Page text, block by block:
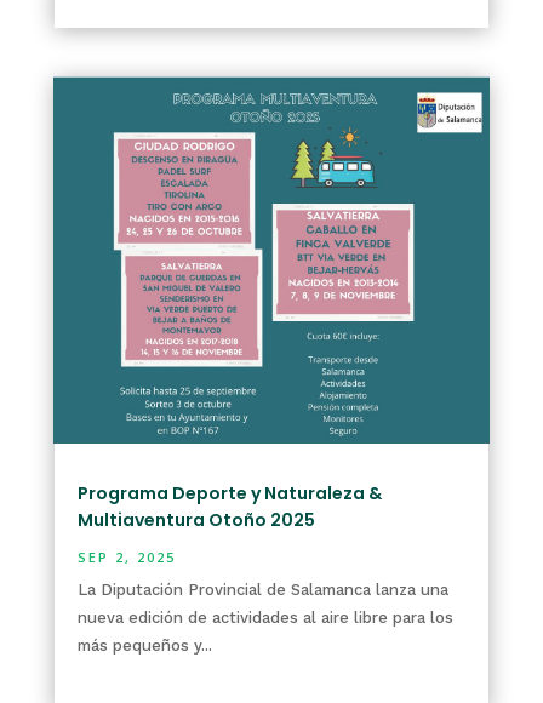
Programa Deporte y Naturaleza &
Multiaventura Otoño 2025
SEP 2, 2025
La Diputación Provincial de Salamanca lanza una
nueva edición de actividades al aire libre para los
más pequeños y...